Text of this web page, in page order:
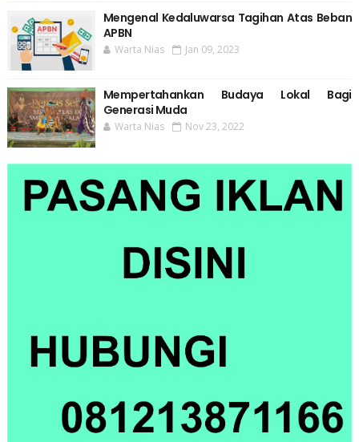
Mengenal Kedaluwarsa Tagihan Atas Beban
APBN
Warta Nias Jan 09, 2023
Mempertahankan Budaya Lokal Bagi
Generasi Muda
Warta Nias Nov 23, 2022